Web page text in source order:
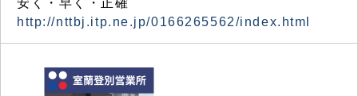
安く・早く・正確
http://nttbj.itp.ne.jp/0166265562/index.html